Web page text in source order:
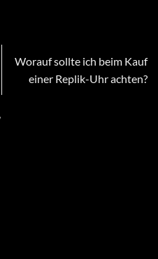
Worauf sollte ich beim Kauf
einer Replik-Uhr achten?